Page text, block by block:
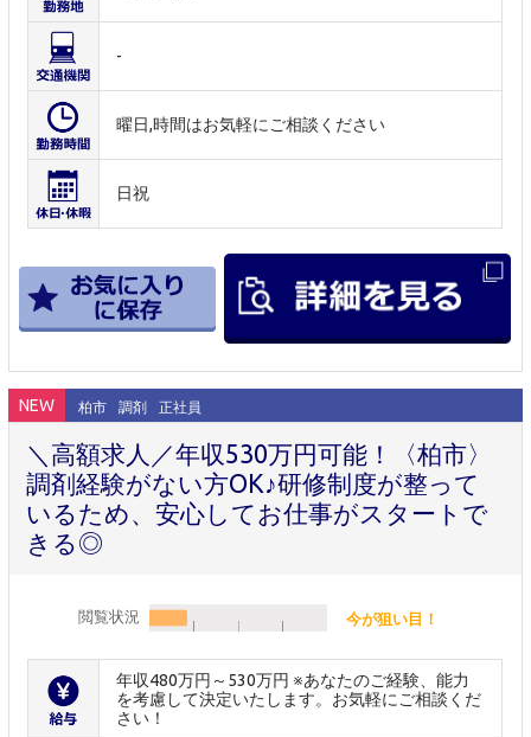
-
曜日,時間はお気軽にご相談ください
日祝
NEW 柏市 調剤 正社員
＼高額求人／年収530万円可能！〈柏市〉
調剤経験がない方OK♪研修制度が整って
いるため、安心してお仕事がスタートで
きる◎
閲覧状況 今が狙い目！
年収480万円～530万円 ※あなたのご経験、能力
を考慮して決定いたします。お気軽にご相談くだ
さい！